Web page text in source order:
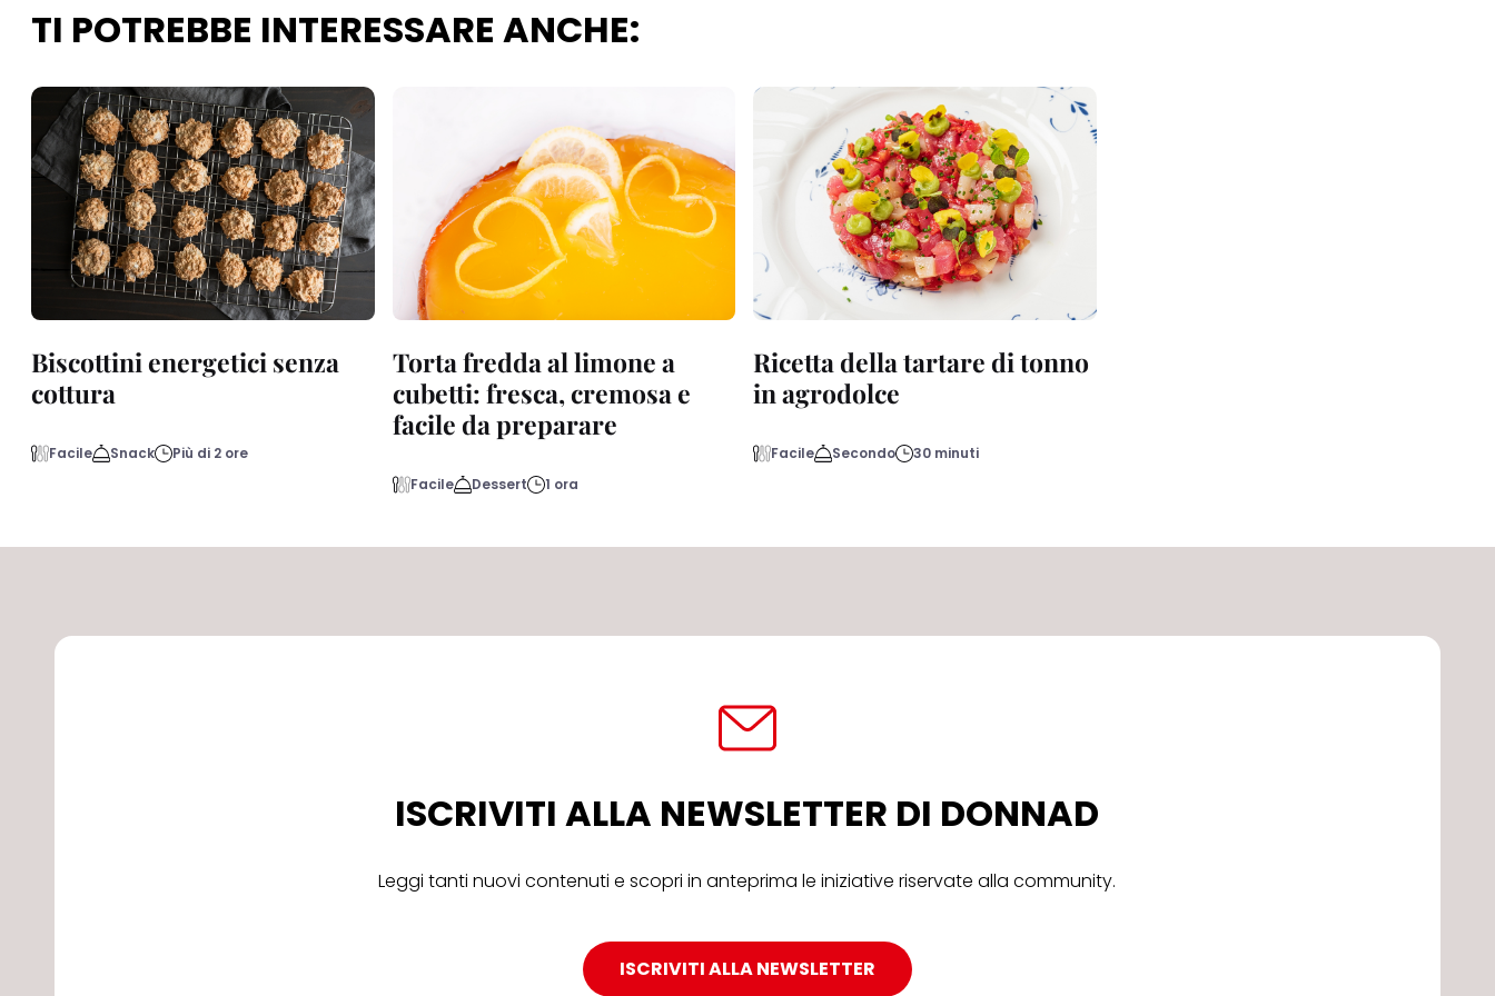
TI POTREBBE INTERESSARE ANCHE:
Biscottini energetici senza
cottura
Facile Snack Più di 2 ore
Torta fredda al limone a
cubetti: fresca, cremosa e
facile da preparare
Facile Dessert 1 ora
Ricetta della tartare di tonno
in agrodolce
Facile Secondo 30 minuti
ISCRIVITI ALLA NEWSLETTER DI DONNAD
Leggi tanti nuovi contenuti e scopri in anteprima le iniziative riservate alla community.
ISCRIVITI ALLA NEWSLETTER